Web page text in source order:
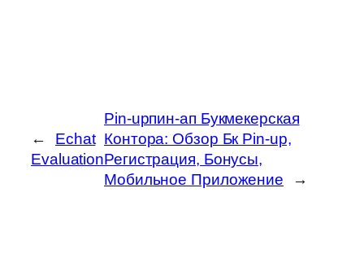
←
Echat
Evaluation
Pin-upпин-ап Букмекерская
Контора: Обзор Бк Pin-up,
Регистрация, Бонусы,
Мобильное Приложение
→